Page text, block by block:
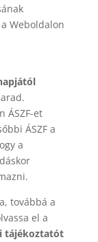
Weboldalon
ÁSZF-et
ÁSZF a
a
továbbá a
el a
tájékoztatót